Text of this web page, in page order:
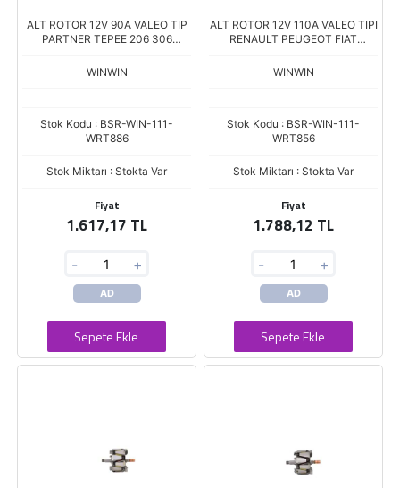
ALT ROTOR 12V 90A VALEO TIP
PARTNER TEPEE 206 306
Çap.98
WINWIN
Stok Kodu : BSR-WIN-111-
WRT886
Stok Miktarı : Stokta Var
Fiyat
1.617,17 TL
- +
AD
Sepete Ekle
ALT ROTOR 12V 110A VALEO TIPI
RENAULT PEUGEOT FIAT
WINWIN
Stok Kodu : BSR-WIN-111-
WRT856
Stok Miktarı : Stokta Var
Fiyat
1.788,12 TL
- +
AD
Sepete Ekle